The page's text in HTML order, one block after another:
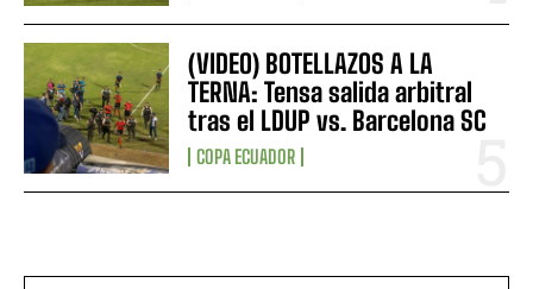
(VIDEO) BOTELLAZOS A LA
TERNA: Tensa salida arbitral
tras el LDUP vs. Barcelona SC
COPA ECUADOR